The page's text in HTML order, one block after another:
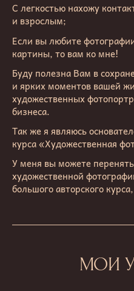
С легкостью нахожу
и взрослым;
Если вы любите
картины, то вам ко мне!
Буду полезна Вам в
и ярких моментов вашей
художественных
бизнеса.
Так же я являюсь
курса «Художественная
У меня вы можете
художественной
большого авторского
МОИ